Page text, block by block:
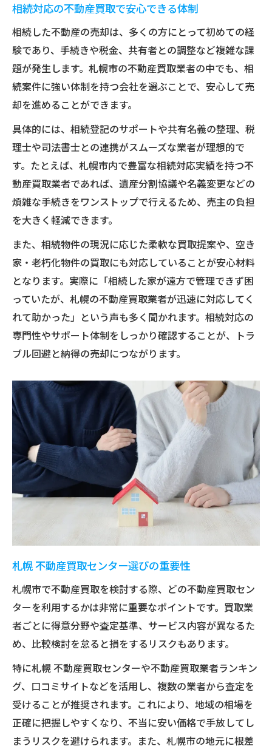
相続対応の不動産買取で安心できる体制
相続した不動産の売却は、多くの方にとって初めての経
験であり、手続きや税金、共有者との調整など複雑な課
題が発生します。札幌市の不動産買取業者の中でも、相
続案件に強い体制を持つ会社を選ぶことで、安心して売
却を進めることができます。
具体的には、相続登記のサポートや共有名義の整理、税
理士や司法書士との連携がスムーズな業者が理想的で
す。たとえば、札幌市内で豊富な相続対応実績を持つ不
動産買取業者であれば、遺産分割協議や名義変更などの
煩雑な手続きをワンストップで行えるため、売主の負担
を大きく軽減できます。
また、相続物件の現況に応じた柔軟な買取提案や、空き
家・老朽化物件の買取にも対応していることが安心材料
となります。実際に「相続した家が遠方で管理できず困
っていたが、札幌の不動産買取業者が迅速に対応してく
れて助かった」という声も多く聞かれます。相続対応の
専門性やサポート体制をしっかり確認することが、トラ
ブル回避と納得の売却につながります。
札幌 不動産買取センター選びの重要性
札幌市で不動産買取を検討する際、どの不動産買取セン
ターを利用するかは非常に重要なポイントです。買取業
者ごとに得意分野や査定基準、サービス内容が異なるた
め、比較検討を怠ると損をするリスクもあります。
特に札幌 不動産買取センターや不動産買取業者ランキン
グ、口コミサイトなどを活用し、複数の業者から査定を
受けることが推奨されます。これにより、地域の相場を
正確に把握しやすくなり、不当に安い価格で手放してし
まうリスクを避けられます。また、札幌市の地元に根差